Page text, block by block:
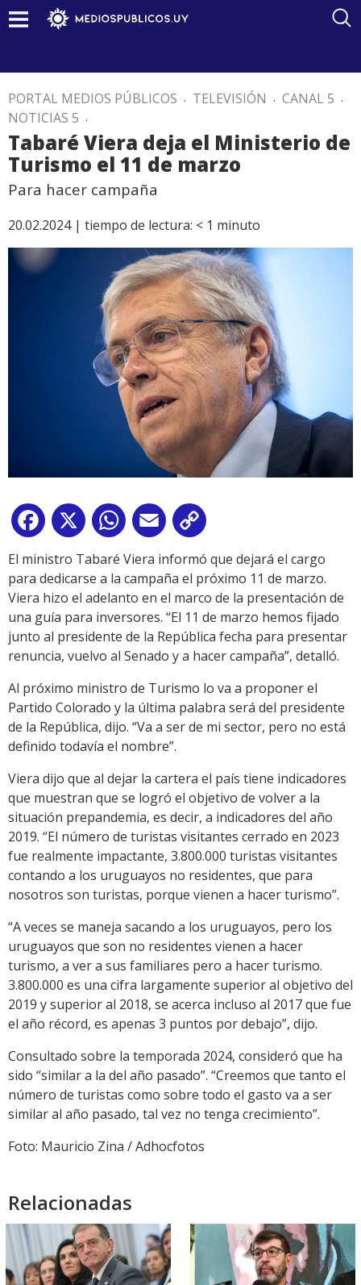
PORTAL MEDIOS PÚBLICOS . TELEVISIÓN . CANAL 5 .
NOTICIAS 5 .
Tabaré Viera deja el Ministerio de
Turismo el 11 de marzo
Para hacer campaña
20.02.2024 | tiempo de lectura: < 1 minuto
Facebook
X WhatsApp
Email
Link
El ministro Tabaré Viera informó que dejará el cargo
para dedicarse a la campaña el próximo 11 de marzo.
Viera hizo el adelanto en el marco de la presentación de
una guía para inversores. “El 11 de marzo hemos fijado
junto al presidente de la República fecha para presentar
renuncia, vuelvo al Senado y a hacer campaña”, detalló.
Al próximo ministro de Turismo lo va a proponer el
Partido Colorado y la última palabra será del presidente
de la República, dijo. “Va a ser de mi sector, pero no está
definido todavía el nombre”.
Viera dijo que al dejar la cartera el país tiene indicadores
que muestran que se logró el objetivo de volver a la
situación prepandemia, es decir, a indicadores del año
2019. “El número de turistas visitantes cerrado en 2023
fue realmente impactante, 3.800.000 turistas visitantes
contando a los uruguayos no residentes, que para
nosotros son turistas, porque vienen a hacer turismo”.
“A veces se maneja sacando a los uruguayos, pero los
uruguayos que son no residentes vienen a hacer
turismo, a ver a sus familiares pero a hacer turismo.
3.800.000 es una cifra largamente superior al objetivo del
2019 y superior al 2018, se acerca incluso al 2017 que fue
el año récord, es apenas 3 puntos por debajo”, dijo.
Consultado sobre la temporada 2024, consideró que ha
sido “similar a la del año pasado”. “Creemos que tanto el
número de turistas como sobre todo el gasto va a ser
similar al año pasado, tal vez no tenga crecimiento”.
Foto: Mauricio Zina / Adhocfotos
Relacionadas